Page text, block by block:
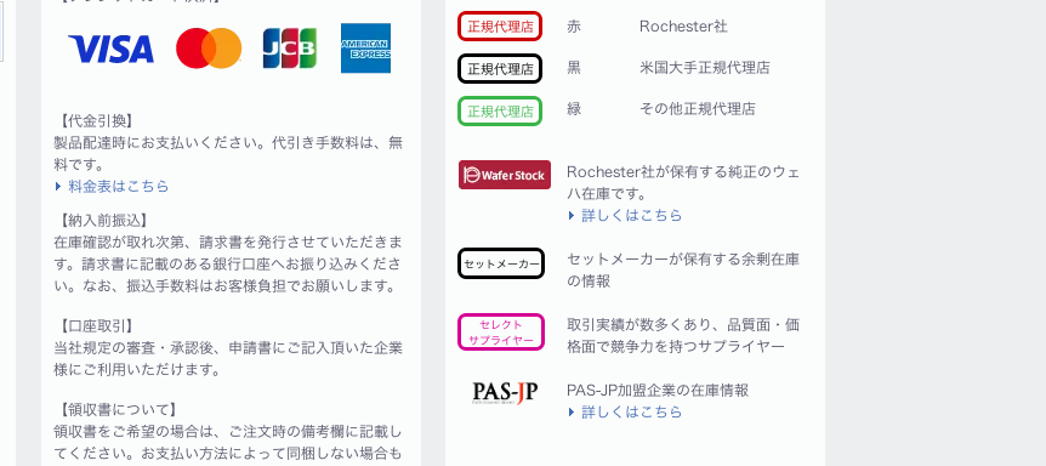
【代金引換】
製品配達時にお支払いください。代引き手数料は、無
料です。
料金表はこちら
【納入前振込】
在庫確認が取れ次第、請求書を発行させていただきま
す。請求書に記載のある銀行口座へお振り込みくださ
い。なお、振込手数料はお客様負担でお願いします。
【口座取引】
当社規定の審査・承認後、申請書にご記入頂いた企業
様にご利用いただけます。
【領収書について】
領収書をご希望の場合は、ご注文時の備考欄に記載し
てください。お支払い方法によって同梱しない場合も
正規代理店
正規代理店
正規代理店
赤 Rochester社
黒 米国大手正規代理店
緑 その他正規代理店
Rochester社が保有する純正のウェ
ハ在庫です。
詳しくはこちら
セットメーカー
セットメーカーが保有する余剰在庫
の情報
セレクト
サプライヤー
取引実績が数多くあり、品質面・価
格面で競争力を持つサプライヤー
PAS-JP加盟企業の在庫情報
詳しくはこちら